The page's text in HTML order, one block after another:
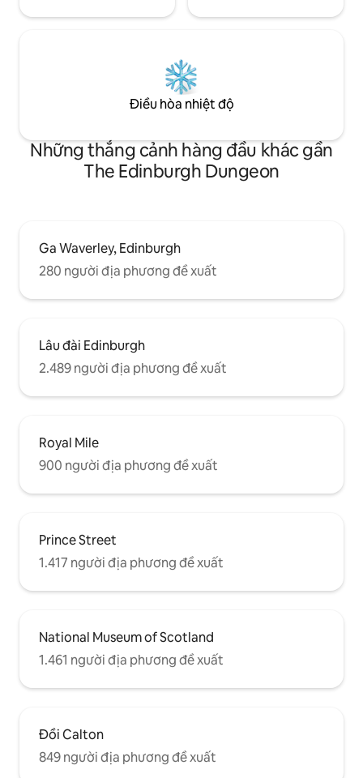
Điều hòa nhiệt độ
Những thắng cảnh hàng đầu khác gần
The Edinburgh Dungeon
Ga Waverley, Edinburgh
280 người địa phương đề xuất
Lâu đài Edinburgh
2.489 người địa phương đề xuất
Royal Mile
900 người địa phương đề xuất
Prince Street
1.417 người địa phương đề xuất
National Museum of Scotland
1.461 người địa phương đề xuất
Đồi Calton
849 người địa phương đề xuất